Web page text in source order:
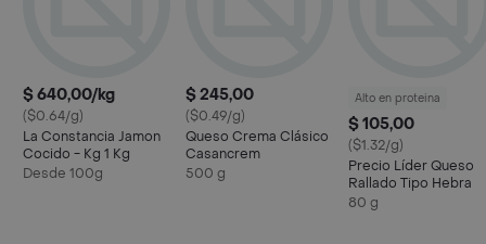
$ 640,00/kg
($0.64/g)
La Constancia Jamon
Cocido - Kg 1 Kg
Desde 100g
$ 245,00
($0.49/g)
Queso Crema Clásico
Casancrem
500 g
Alto en proteina
$ 105,00
($1.32/g)
Precio Líder Queso
Rallado Tipo Hebra
80 g